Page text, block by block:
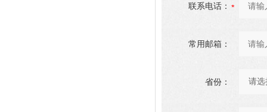
联系电话：
常用邮箱：
省份：